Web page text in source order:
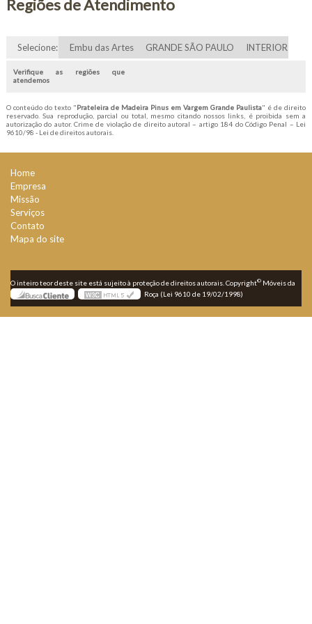
Regiões de Atendimento
Selecione: Embu das Artes GRANDE SÃO PAULO INTERIOR
Verifique as regiões que
atendemos
O conteúdo do texto "Prateleira de Madeira Pinus em Vargem Grande Paulista" é de direito
reservado. Sua reprodução, parcial ou total, mesmo citando nossos links, é proibida sem a
autorização do autor. Crime de violação de direito autoral – artigo 184 do Código Penal – Lei
9610/98 - Lei de direitos autorais.
Home
Empresa
Missão
Serviços
Contato
Mapa do site
O inteiro teor deste site está sujeito à proteção de direitos autorais. Copyright© Móveis da
Roça (Lei 9610 de 19/02/1998)